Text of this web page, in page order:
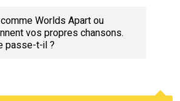
Worlds Apart ou
vos propres chansons.
passe-t-il ?